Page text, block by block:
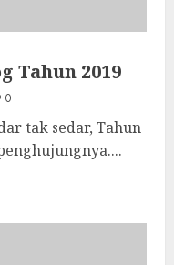
Tahun 2019
0
tak sedar, Tahun